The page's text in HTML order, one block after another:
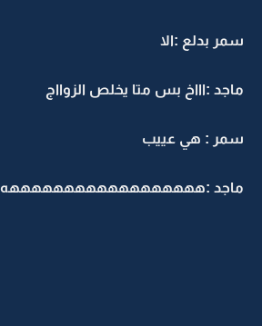
سمر بدلع :الا
ماجد :اااخ بس متا يخلص الزوااج
سمر : هي عييب
ماجد :ههههههههههههههههههه